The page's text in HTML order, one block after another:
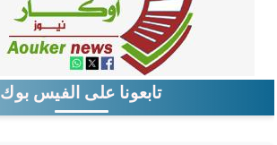
تابعونا على الفيس بوك